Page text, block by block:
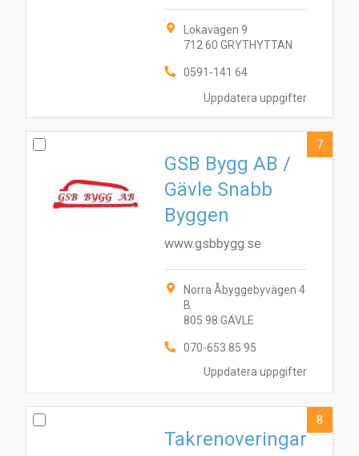
Uppdatera uppgifter
Lokavägen 9
712 60 GRYTHYTTAN
0591-141 64
Uppdatera uppgifter
GSB Bygg AB /
Gävle Snabb
Byggen
www.gsbbygg.se
Norra Åbyggebyvägen 4
B
805 98 GÄVLE
070-653 85 95
7
Takrenoveringar
8